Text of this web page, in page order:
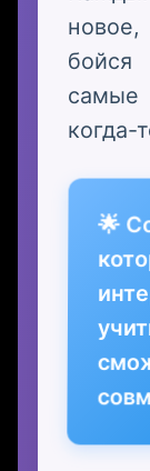
когда-
🌟